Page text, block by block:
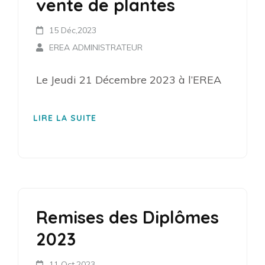
vente de plantes
15 Déc,2023
EREA ADMINISTRATEUR
Le Jeudi 21 Décembre 2023 à l’EREA
LIRE LA SUITE
Remises des Diplômes
2023